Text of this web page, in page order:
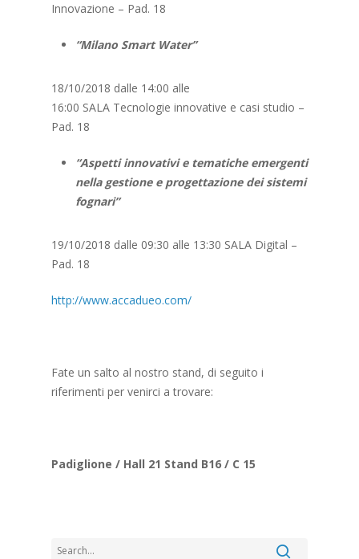
Innovazione – Pad. 18
“Milano Smart Water”
18/10/2018 dalle 14:00 alle
16:00 SALA Tecnologie innovative e casi studio –
Pad. 18
“Aspetti innovativi e tematiche emergenti
nella gestione e progettazione dei sistemi
fognari”
19/10/2018 dalle 09:30 alle 13:30 SALA Digital –
Pad. 18
http://www.accadueo.com/
Fate un salto al nostro stand, di seguito i
riferimenti per venirci a trovare:
Padiglione / Hall 21 Stand B16 / C 15